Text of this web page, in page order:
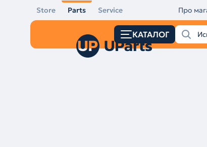
Store Parts Service Про
КАТАЛОГ